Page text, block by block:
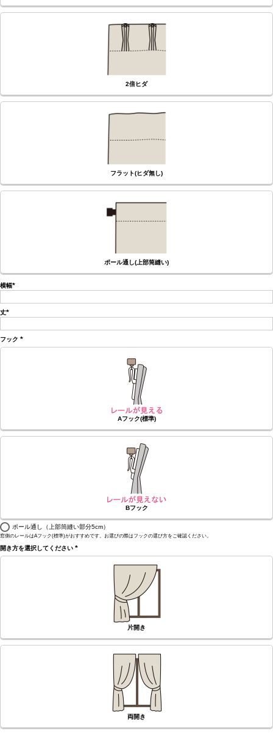
2倍ヒダ
フラット(ヒダ無し)
ポール通し(上部筒縫い)
横幅
須)
丈
須)
フック
(必
Aフック(標準)
Bフック
ポール通し（上部筒縫い部分5cm）
窓側のレールはAフック(標準)がおすすめです。お選びの際はフックの選び方をご確認ください。
開き方を選択してください
(必
片開き
両開き